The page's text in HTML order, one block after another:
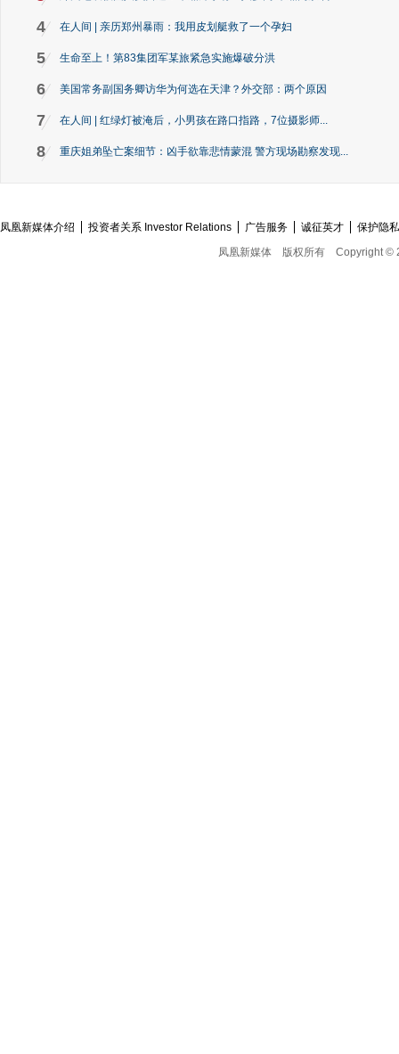
4 在人间 | 亲历郑州暴雨：我用皮划艇救了一个孕妇
5 生命至上！第83集团军某旅紧急实施爆破分洪
6 美国常务副国务卿访华为何选在天津？外交部：两个原因
7 在人间 | 红绿灯被淹后，小男孩在路口指路，7位摄影师...
8 重庆姐弟坠亡案细节：凶手欲靠悲情蒙混 警方现场勘察发现...
凤凰新媒体介绍 投资者关系 Investor Relations 广告服务 诚征英才
保护隐
凤凰新媒体
版权所有 Copyright ©